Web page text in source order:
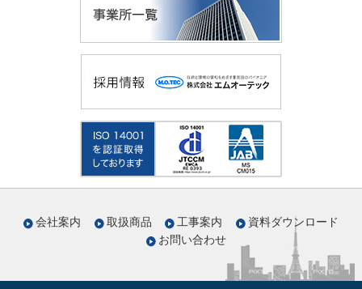
会社案内 取扱商品 工事案内
資料ダウンロード
お問い合わせ